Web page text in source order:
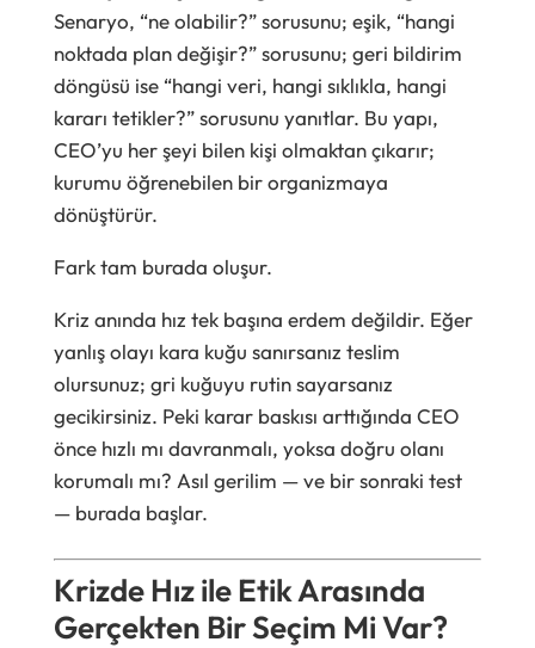
Senaryo, “ne olabilir?” sorusunu; eşik, “hangi
noktada plan değişir?” sorusunu; geri bildirim
döngüsü ise “hangi veri, hangi sıklıkla, hangi
kararı tetikler?” sorusunu yanıtlar. Bu yapı,
CEO’yu her şeyi bilen kişi olmaktan çıkarır;
kurumu öğrenebilen bir organizmaya
dönüştürür.
Fark tam burada oluşur.
Kriz anında hız tek başına erdem değildir. Eğer
yanlış olayı kara kuğu sanırsanız teslim
olursunuz; gri kuğuyu rutin sayarsanız
gecikirsiniz. Peki karar baskısı arttığında CEO
önce hızlı mı davranmalı, yoksa doğru olanı
korumalı mı? Asıl gerilim — ve bir sonraki test
— burada başlar.
Krizde Hız ile Etik Arasında
Gerçekten Bir Seçim Mi Var?